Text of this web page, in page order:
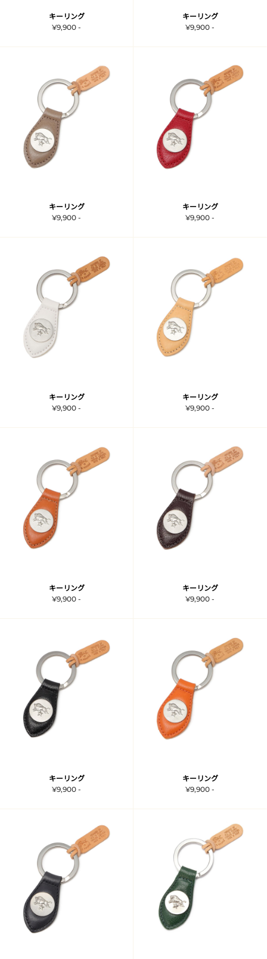
キーリング
¥9,900 -
キーリング
¥9,900 -
キーリング
¥9,900 -
キーリング
¥9,900 -
キーリング
¥9,900 -
キーリング
¥9,900 -
キーリング
¥9,900 -
キーリング
¥9,900 -
キーリング
¥9,900 -
キーリング
¥9,900 -